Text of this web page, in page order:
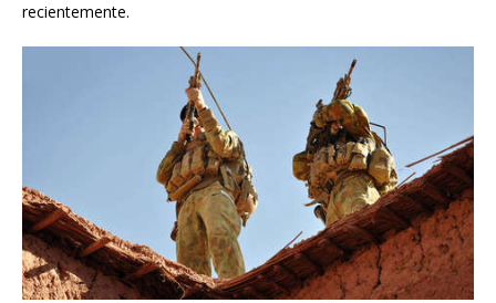
recientemente.